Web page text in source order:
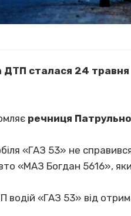
ДТП сталася 24
речниця
«ГАЗ 53» не
«МАЗ Богдан 5616»,
водій «ГАЗ 53» від